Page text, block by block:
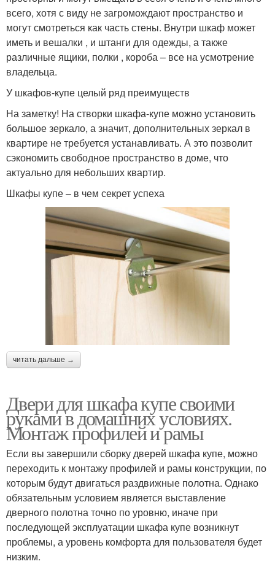
всего, хотя с виду не загромождают пространство и
могут смотреться как часть стены. Внутри шкаф может
иметь и вешалки , и штанги для одежды, а также
различные ящики, полки , короба – все на усмотрение
владельца.
У шкафов-купе целый ряд преимуществ
На заметку! На створки шкафа-купе можно установить
большое зеркало, а значит, дополнительных зеркал в
квартире не требуется устанавливать. А это позволит
сэкономить свободное пространство в доме, что
актуально для небольших квартир.
Шкафы купе – в чем секрет успеха
читать дальше →
Двери для шкафа купе своими
руками в домашних условиях.
Монтаж профилей и рамы
Если вы завершили сборку дверей шкафа купе, можно
переходить к монтажу профилей и рамы конструкции, по
которым будут двигаться раздвижные полотна. Однако
обязательным условием является выставление
дверного полотна точно по уровню, иначе при
последующей эксплуатации шкафа купе возникнут
проблемы, а уровень комфорта для пользователя будет
низким.